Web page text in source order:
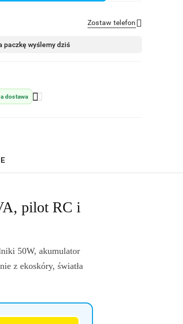
Zostaw telefon
paczkę wyślemy dziś
dostawa
pilot RC i
50W, akumulator
z ekoskóry, światła